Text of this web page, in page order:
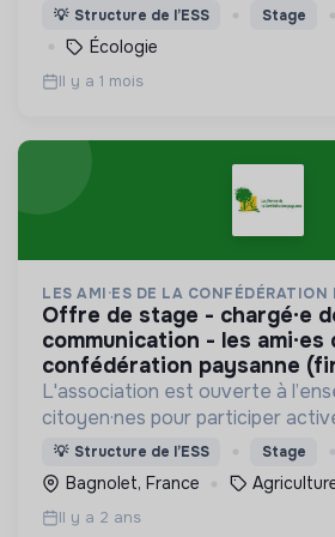
climatique par le
propres. Ecosystème de 650
innovantes.
💡 Structure de l’ESS Stage
Écologie
Il y a 1 mois
LES AMI·ES DE LA CONFÉDÉRATION
offre de stage - chargé·e de
communication - les ami·es
confédération paysanne
L'association est ouverte à
citoyen·nes pour participer
en place d’une agriculture
respectueuse du vivant.
💡 Structure de l’ESS Stage
Bagnolet, France
Il y a 2 ans